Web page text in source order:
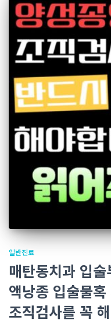
일반진료
매탄동치과 입
액낭종 입술물
조직검사를 꼭